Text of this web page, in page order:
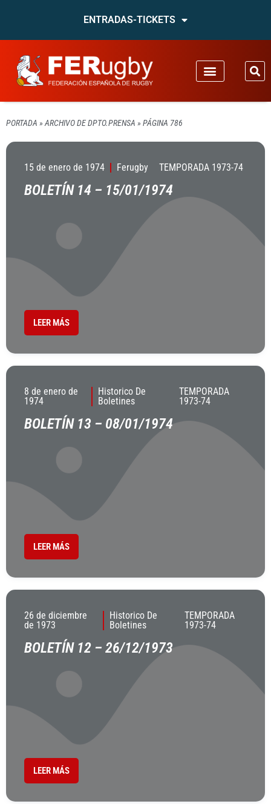
ENTRADAS-TICKETS
PORTADA » ARCHIVO DE DPTO.PRENSA » PÁGINA 786
15 de enero de 1974 Ferugby TEMPORADA 1973-74
BOLETÍN 14 – 15/01/1974
LEER MÁS
8 de enero de
1974
Historico De
Boletines
TEMPORADA
1973-74
BOLETÍN 13 – 08/01/1974
LEER MÁS
26 de diciembre
de 1973
Historico De
Boletines
TEMPORADA
1973-74
BOLETÍN 12 – 26/12/1973
LEER MÁS